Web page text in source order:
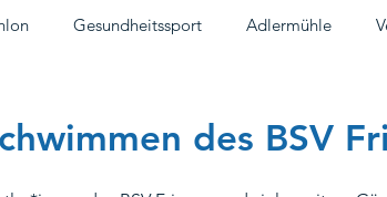
Gesundheitssport Adlermühle
des BSV